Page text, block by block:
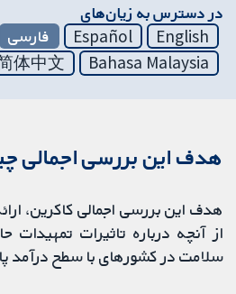
در دسترس به زیان‌های
English
Español فارسی
Bahasa Malaysia
体中文
هدف این بررسی اجمالی
هدف این بررسی اجمالی کاکرین،
از آنچه درباره تاثیرات
سلامت در کشور‌های با سطح درآمد